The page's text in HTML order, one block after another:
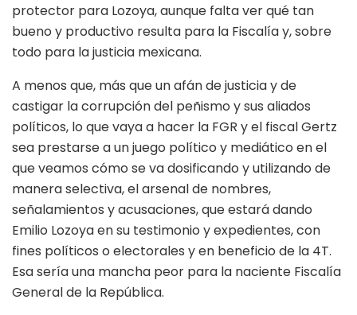
protector para Lozoya, aunque falta ver qué tan
bueno y productivo resulta para la Fiscalía y, sobre
todo para la justicia mexicana.
A menos que, más que un afán de justicia y de
castigar la corrupción del peñismo y sus aliados
políticos, lo que vaya a hacer la FGR y el fiscal Gertz
sea prestarse a un juego político y mediático en el
que veamos cómo se va dosificando y utilizando de
manera selectiva, el arsenal de nombres,
señalamientos y acusaciones, que estará dando
Emilio Lozoya en su testimonio y expedientes, con
fines políticos o electorales y en beneficio de la 4T.
Esa sería una mancha peor para la naciente Fiscalía
General de la República.